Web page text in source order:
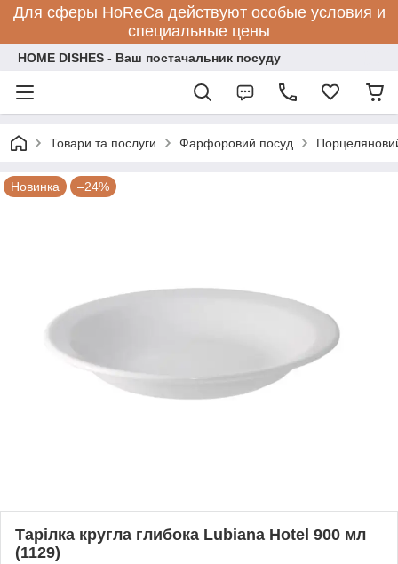
Для сферы HoReCa действуют особые условия и
специальные цены
HOME DISHES - Ваш постачальник посуду
Товари та послуги Фарфоровий посуд
Новинка –24%
Тарілка кругла глибока Lubiana Hotel 900 мл
(1129)